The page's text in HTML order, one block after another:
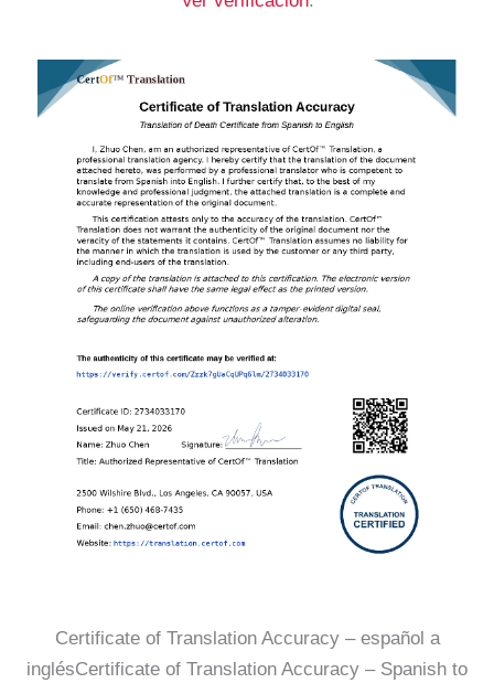
Certificate of Translation Accuracy – español a
inglésCertificate of Translation Accuracy – Spanish to